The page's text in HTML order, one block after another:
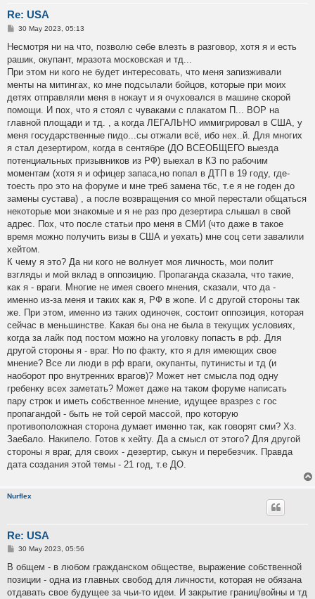
Re: USA
P
s
30 May 2023, 05:13
Несмотря ни на что, позволю себе влезть в разговор, хотя я и есть
рашик, окупант, мразота московская и тд...
При этом ни кого не будет интересовать, что меня запизживали
менты на митингах, ко мне подсылали бойцов, которые при моих
детях отправляли меня в нокаут и я очуховался в машине скорой
помощи. И пох, что я стоял с чуваками с плакатом П... ВОР на
главной площади и тд. , а когда ЛЕГАЛЬНО иммигрировал в США, у
меня государственные пидо...сы отжали всё, ибо нех..й. Для многих
я стал дезертиром, когда в сентябре (ДО ВСЕОБЩЕГО выезда
потенциальных призывников из РФ) выехал в КЗ по рабочим
моментам (хотя я и офицер запаса,но попал в ДТП в 19 году, где-
тоесть про это на форуме и мне треб замена тбс, т.е я не годен до
замены сустава) , а после возвращения со мной перестали общаться
некоторые мои знакомые и я не раз про дезертира слышал в свой
адрес. Пох, что после статьи про меня в СМИ (что даже в такое
время можно получить визы в США и уехать) мне соц сети завалили
хейтом.
К чему я это? Да ни кого не волнует моя личность, мои полит
взгляды и мой вклад в оппозицию. Пропаганда сказала, что такие,
как я - враги. Многие не имея своего мнения, сказали, что да -
именно из-за меня и таких как я, РФ в жопе. И с другой стороны так
же. При этом, именно из таких одиночек, состоит оппозиция, которая
сейчас в меньшинстве. Какая бы она не была в текущих условиях,
когда за лайк под постом можно на уголовку попасть в рф. Для
другой стороны я - враг. Но по факту, кто я для имеющих свое
мнение? Все ли люди в рф враги, окупанты, путинисты и тд (и
наоборот про внутренних врагов)? Может нет смысла под одну
гребенку всех заметать? Может даже на таком форуме написать
пару строк и иметь собственное мнение, идущее вразрез с гос
пропагандой - быть не той серой массой, про которую
противоположная сторона думает именно так, как говорят сми? Хз.
Зае6ало. Накипело. Готов к хейту. Да а смысл от этого? Для другой
стороны я враг, для своих - дезертир, сыкун и перебезчик. Правда
дата создания этой темы - 21 год, т.е ДО.
Nurflex
Re: USA
P
s
30 May 2023, 05:56
В общем - в любом гражданском обществе, выражение собственной
позиции - одна из главных свобод для личности, которая не обязана
отдавать свое будущее за чьи-то идеи. И закрытие границ/войны и тд